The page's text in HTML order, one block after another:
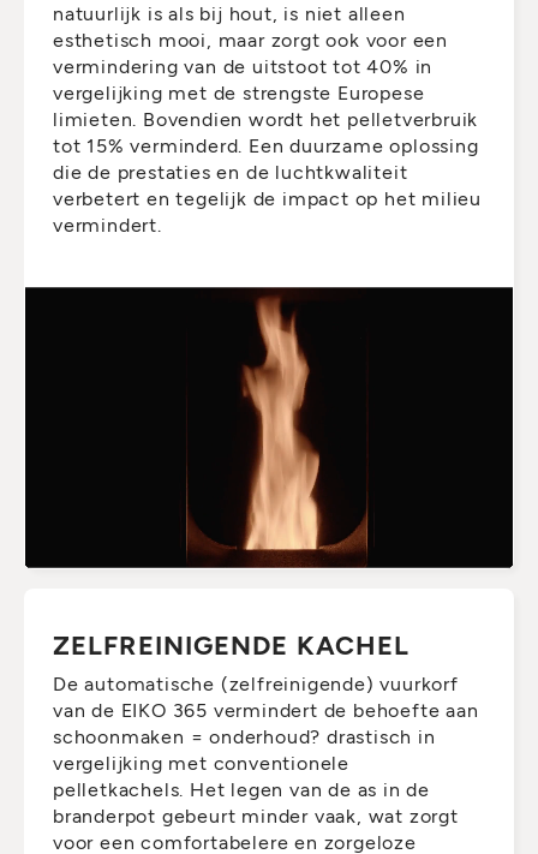
natuurlijk is als bij hout, is niet alleen
esthetisch mooi, maar zorgt ook voor een
vermindering van de uitstoot tot 40% in
vergelijking met de strengste Europese
limieten. Bovendien wordt het pelletverbruik
tot 15% verminderd. Een duurzame oplossing
die de prestaties en de luchtkwaliteit
verbetert en tegelijk de impact op het milieu
vermindert.
ZELFREINIGENDE KACHEL
De automatische (zelfreinigende) vuurkorf
van de EIKO 365 vermindert de behoefte aan
schoonmaken = onderhoud? drastisch in
vergelijking met conventionele
pelletkachels. Het legen van de as in de
branderpot gebeurt minder vaak, wat zorgt
voor een comfortabelere en zorgeloze